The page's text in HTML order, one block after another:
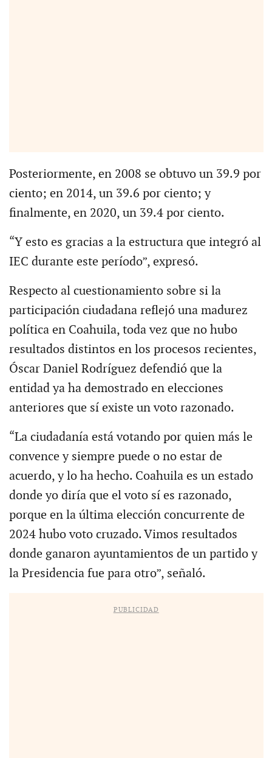
Posteriormente, en 2008 se obtuvo un 39.9 por
ciento; en 2014, un 39.6 por ciento; y
finalmente, en 2020, un 39.4 por ciento.
“Y esto es gracias a la estructura que integró al
IEC durante este período”, expresó.
Respecto al cuestionamiento sobre si la
participación ciudadana reflejó una madurez
política en Coahuila, toda vez que no hubo
resultados distintos en los procesos recientes,
Óscar Daniel Rodríguez defendió que la
entidad ya ha demostrado en elecciones
anteriores que sí existe un voto razonado.
“La ciudadanía está votando por quien más le
convence y siempre puede o no estar de
acuerdo, y lo ha hecho. Coahuila es un estado
donde yo diría que el voto sí es razonado,
porque en la última elección concurrente de
2024 hubo voto cruzado. Vimos resultados
donde ganaron ayuntamientos de un partido y
la Presidencia fue para otro”, señaló.
PUBLICIDAD